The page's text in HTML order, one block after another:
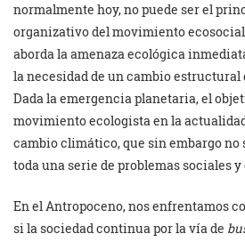
normalmente hoy, no puede ser el
organizativo del movimiento
aborda la amenaza ecológica
la necesidad de un cambio
Dada la emergencia planetaria, el
movimiento ecologista en la
cambio climático, que sin embargo no
toda una serie de problemas sociales
En el Antropoceno, nos enfrentamos
si la sociedad continua por la vía de